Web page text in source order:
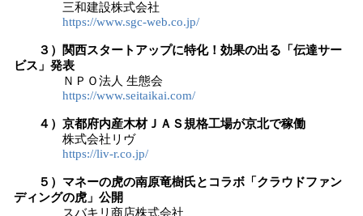
三和建設株式会社
https://www.sgc-web.co.jp/
３）関西スタートアップに特化！効果の出る「伝達サー
ビス」発表
ＮＰＯ法人 生態会
https://www.seitaikai.com/
４）京都府内産木材ＪＡＳ規格工場が京北で稼働
株式会社リヴ
https://liv-r.co.jp/
５）マネーの虎の南原竜樹氏とコラボ「クラウドファン
ディングの虎」公開
スバキリ商店株式会社